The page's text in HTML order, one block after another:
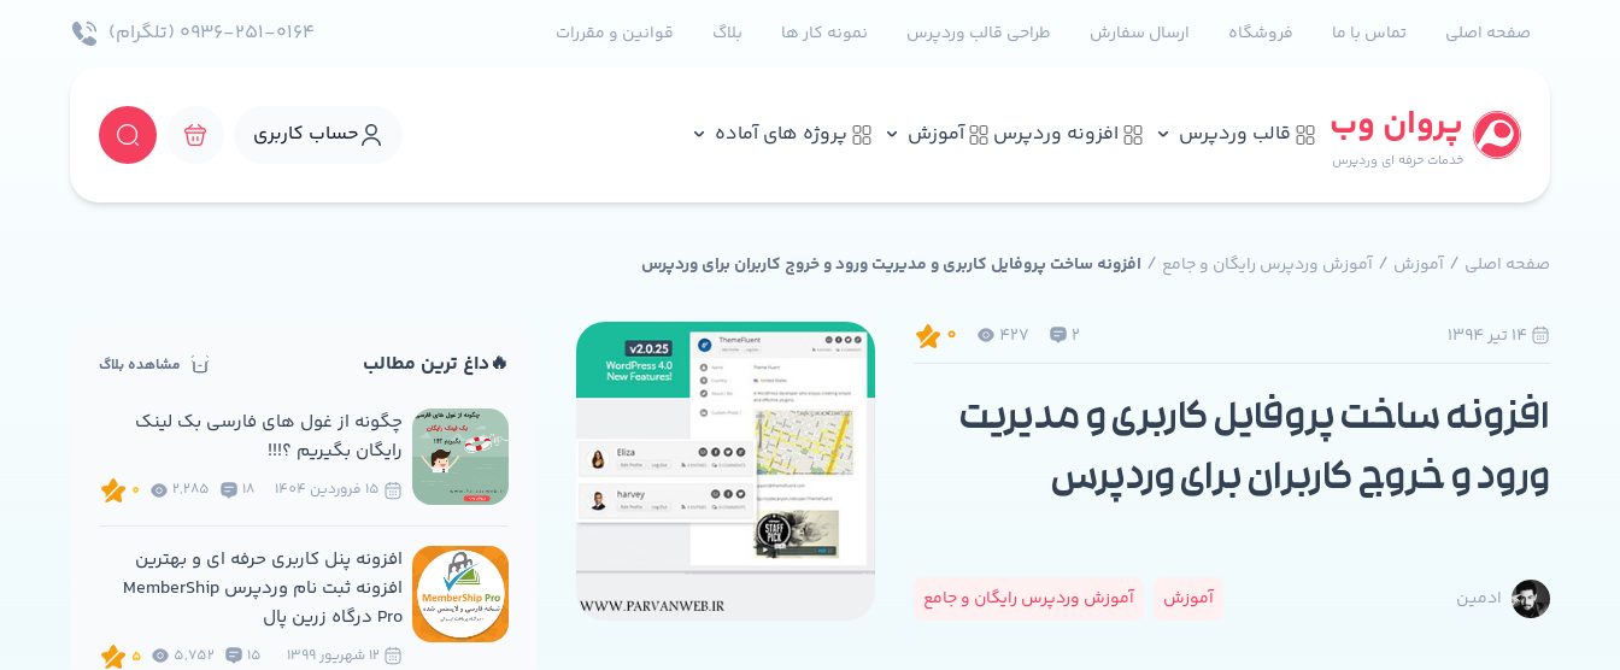
صفحه اصلی تماس با ما فروشگاه ارسال سفارش طراحی قالب وردپرس نمونه کار ها بلاگ قوانین و مقررات ۰۹۳۶-۲۵۱-۰۱۶۴ (تلگرام)
پروان وب
خدمات حرفه ای وردپرس
قالب وردپرس افزونه وردپرس آموزش پروژه های آماده حساب کاربری
صفحه اصلی / آموزش / آموزش وردپرس رایگان و جامع / افزونه ساخت پروفایل کاربری و مدیریت ورود و خروج کاربران برای وردپرس
2
427
0
افزونه ساخت پروفایل کاربری و مدیریت
ورود و خروج کاربران برای وردپرس
ادمین آموزش آموزش وردپرس رایگان و جامع
🔥داغ ترین مطالب مشاهده بلاگ
چگونه از غول های فارسی بک لینک
رایگان بگیریم ؟!!!
18
2,285
0
افزونه پنل کاربری حرفه ای و بهترین
افزونه ثبت نام وردپرس MemberShip
Pro درگاه زرین پال
15
5,752
5